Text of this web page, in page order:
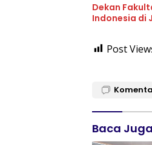
Dekan
Indonesia di
Post
Baca Juga